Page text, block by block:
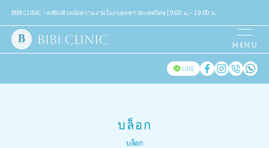
BIBI CLINIC – คลินิกผิวหนังความงามในกรุงเทพฯ ประเทศไทย | 9:00 น. – 19:00 น.
LINE
บล็อก
บล็อก